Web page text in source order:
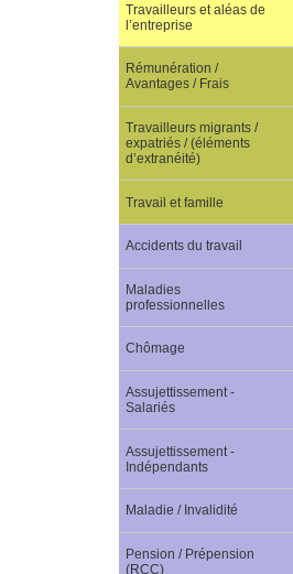
Travailleurs et aléas de
l’entreprise
Rémunération /
Avantages / Frais
Travailleurs migrants /
expatriés / (éléments
d’extranéité)
Travail et famille
Accidents du travail
Maladies
professionnelles
Chômage
Assujettissement -
Salariés
Assujettissement -
Indépendants
Maladie / Invalidité
Pension / Prépension
(RCC)